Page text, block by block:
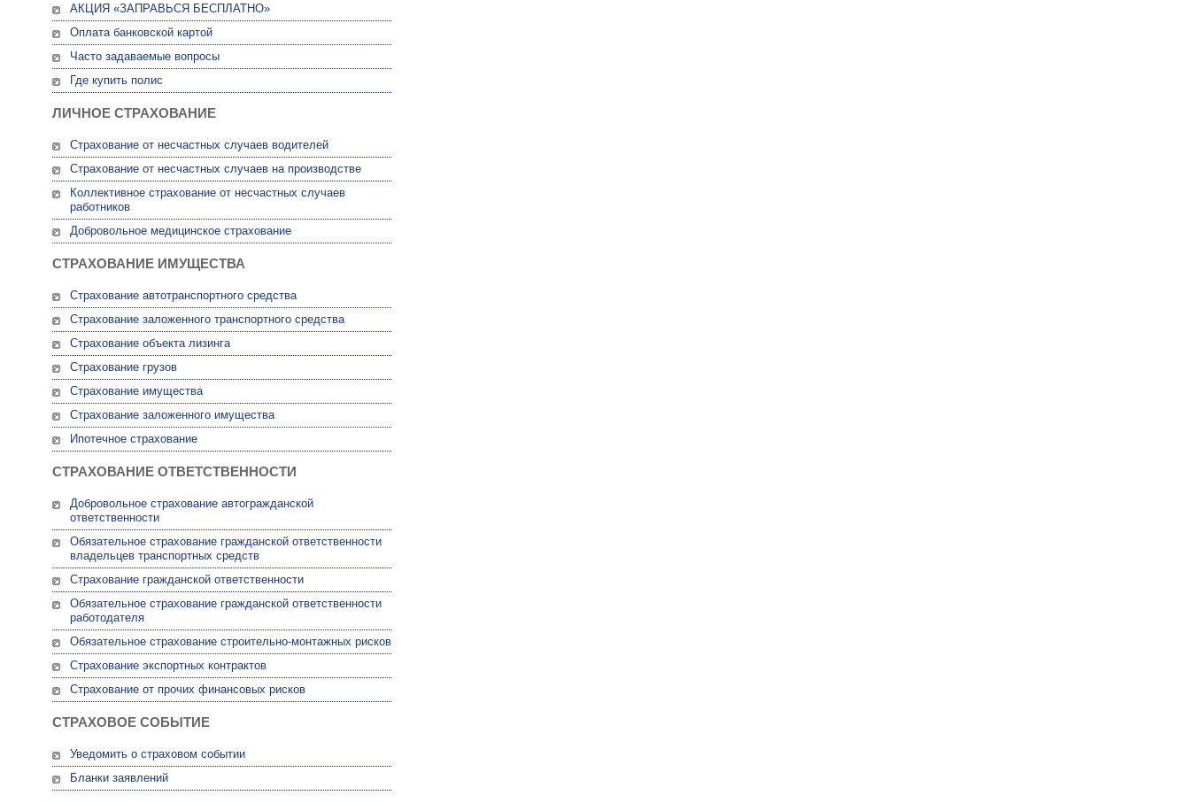
АКЦИЯ «ЗАПРАВЬСЯ БЕСПЛАТНО»
Оплата банковской картой
Часто задаваемые вопросы
Где купить полис
ЛИЧНОЕ СТРАХОВАНИЕ
Страхование от несчастных случаев водителей
Страхование от несчастных случаев на производстве
Коллективное страхование от несчастных случаев
работников
Добровольное медицинское страхование
СТРАХОВАНИЕ ИМУЩЕСТВА
Страхование автотранспортного средства
Страхование заложенного транспортного средства
Страхование объекта лизинга
Страхование грузов
Страхование имущества
Страхование заложенного имущества
Ипотечное страхование
СТРАХОВАНИЕ ОТВЕТСТВЕННОСТИ
Добровольное страхование автогражданской
ответственности
Обязательное страхование гражданской ответственности
владельцев транспортных средств
Страхование гражданской ответственности
Обязательное страхование гражданской ответственности
работодателя
Обязательное страхование строительно-монтажных рисков
Страхование экспортных контрактов
Страхование от прочих финансовых рисков
СТРАХОВОЕ СОБЫТИЕ
Уведомить о страховом событии
Бланки заявлений